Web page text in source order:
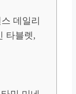
데일리
타블렛,